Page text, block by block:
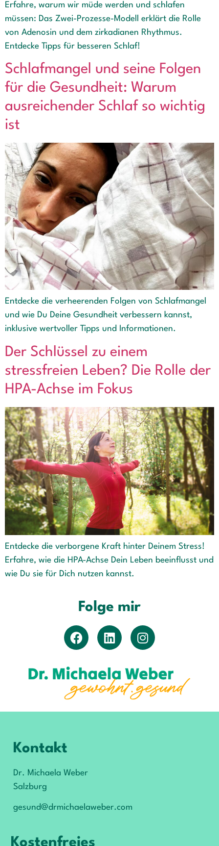
Erfahre, warum wir müde werden und schlafen
müssen: Das Zwei-Prozesse-Modell erklärt die Rolle
von Adenosin und dem zirkadianen Rhythmus.
Entdecke Tipps für besseren Schlaf!
Schlafmangel und seine Folgen
für die Gesundheit: Warum
ausreichender Schlaf so wichtig
ist
Entdecke die verheerenden Folgen von Schlafmangel
und wie Du Deine Gesundheit verbessern kannst,
inklusive wertvoller Tipps und Informationen.
Der Schlüssel zu einem
stressfreien Leben? Die Rolle der
HPA-Achse im Fokus
Entdecke die verborgene Kraft hinter Deinem Stress!
Erfahre, wie die HPA-Achse Dein Leben beeinflusst und
wie Du sie für Dich nutzen kannst.
Folge mir
Kontakt
Dr. Michaela Weber
Salzburg
gesund@drmichaelaweber.com
Kostenfreies